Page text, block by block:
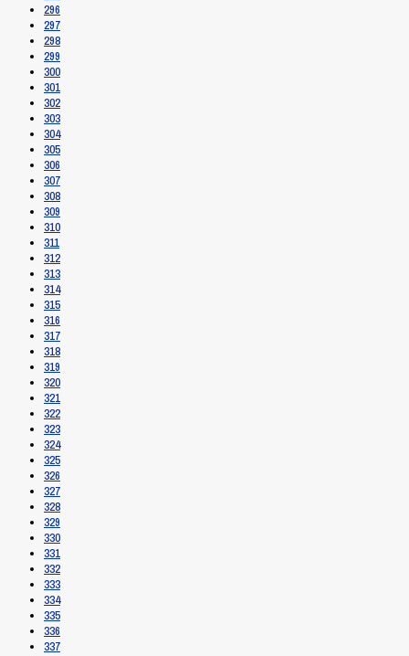
296
297
298
299
300
301
302
303
304
305
306
307
308
309
310
311
312
313
314
315
316
317
318
319
320
321
322
323
324
325
326
327
328
329
330
331
332
333
334
335
336
337